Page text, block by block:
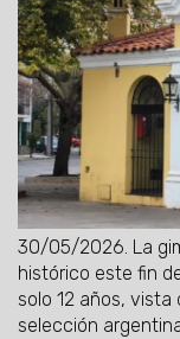
30/05/2026. La
histórico este fin
solo 12 años,
selección